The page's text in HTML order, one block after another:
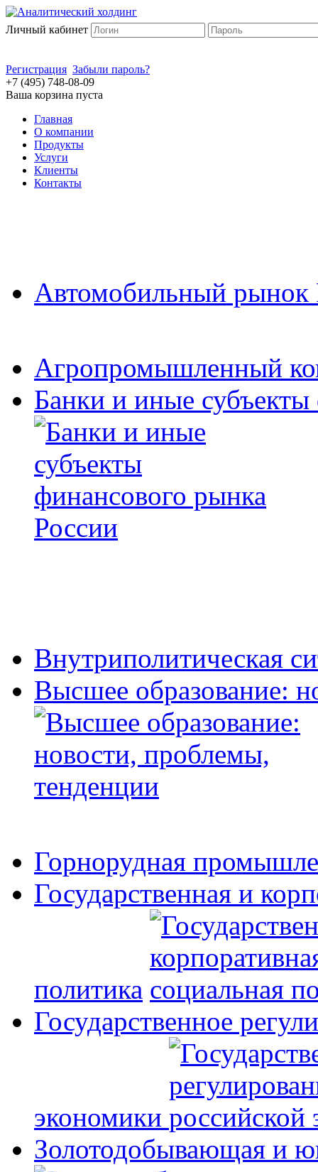
Личный кабинет
Регистрация Забыли пароль?
+7 (495) 748-08-09
Ваша корзина пуста
Главная
О компании
Продукты
Услуги
Клиенты
Контакты
Автомобильный рынок
Агропромышленный
Банки и иные
Внутриполитическая
Высшее образование:
Горнорудная
Государственная и
политика
Государственное
экономики
Золотодобывающая и